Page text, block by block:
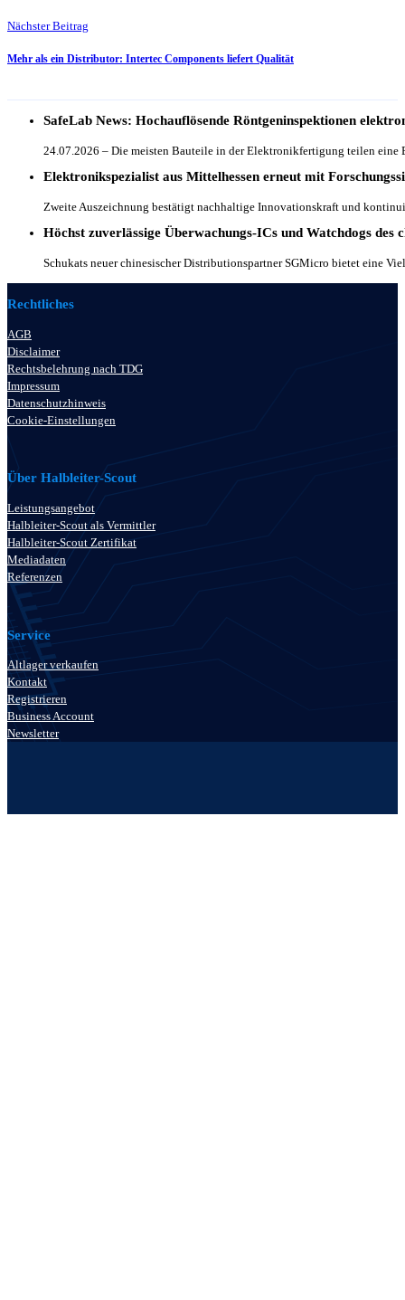
Nächster Beitrag
Mehr als ein Distributor: Intertec Components liefert Qualität
SafeLab News: Hochauflösende Röntgeninspektionen
24.07.2026 – Die meisten Bauteile in der Elektronikfertigung teilen
Elektronikspezialist aus Mittelhessen erneut mit
Zweite Auszeichnung bestätigt nachhaltige Innovationskraft und
Höchst zuverlässige Überwachungs-ICs und Watchdogs des
Schukats neuer chinesischer Distributionspartner SGMicro bietet eine
Rechtliches
AGB
Disclaimer
Rechtsbelehrung nach TDG
Impressum
Datenschutzhinweis
Cookie-Einstellungen
Über Halbleiter-Scout
Leistungsangebot
Halbleiter-Scout als Vermittler
Halbleiter-Scout Zertifikat
Mediadaten
Referenzen
Service
Altlager verkaufen
Kontakt
Registrieren
Business Account
Newsletter